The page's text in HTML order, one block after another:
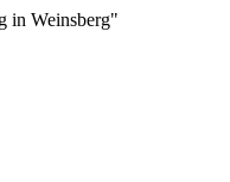
in Weinsberg"